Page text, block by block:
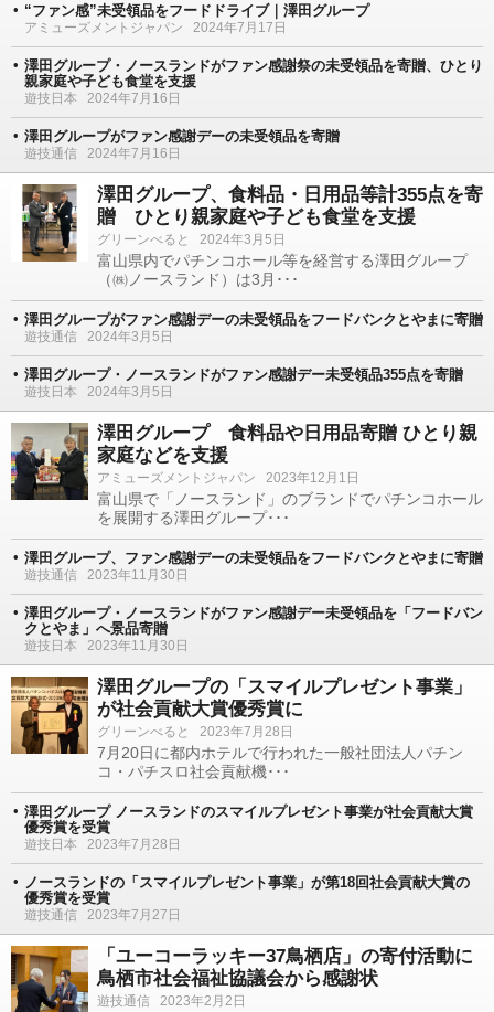
“ファン感”未受領品をフードドライブ｜澤田グループ
アミューズメントジャパン 2024年7月17日
澤田グループ・ノースランドがファン感謝祭の未受領品を寄贈、ひとり
親家庭や子ども食堂を支援
遊技日本 2024年7月16日
澤田グループがファン感謝デーの未受領品を寄贈
遊技通信 2024年7月16日
澤田グループ、食料品・日用品等計355点を寄
贈 ひとり親家庭や子ども食堂を支援
グリーンべると 2024年3月5日
富山県内でパチンコホール等を経営する澤田グループ
（㈱ノースランド）は3月･･･
澤田グループがファン感謝デーの未受領品をフードバンクとやまに寄贈
遊技通信 2024年3月5日
澤田グループ・ノースランドがファン感謝デー未受領品355点を寄贈
遊技日本 2024年3月5日
澤田グループ 食料品や日用品寄贈 ひとり親
家庭などを支援
アミューズメントジャパン 2023年12月1日
富山県で「ノースランド」のブランドでパチンコホール
を展開する澤田グループ･･･
澤田グループ、ファン感謝デーの未受領品をフードバンクとやまに寄贈
遊技通信 2023年11月30日
澤田グループ・ノースランドがファン感謝デー未受領品を「フードバン
クとやま」へ景品寄贈
遊技日本 2023年11月30日
澤田グループの「スマイルプレゼント事業」
が社会貢献大賞優秀賞に
グリーンべると 2023年7月28日
7月20日に都内ホテルで行われた一般社団法人パチン
コ・パチスロ社会貢献機･･･
澤田グループ ノースランドのスマイルプレゼント事業が社会貢献大賞
優秀賞を受賞
遊技日本 2023年7月28日
ノースランドの「スマイルプレゼント事業」が第18回社会貢献大賞の
優秀賞を受賞
遊技通信 2023年7月27日
「ユーコーラッキー37鳥栖店」の寄付活動に
鳥栖市社会福祉協議会から感謝状
遊技通信 2023年2月2日